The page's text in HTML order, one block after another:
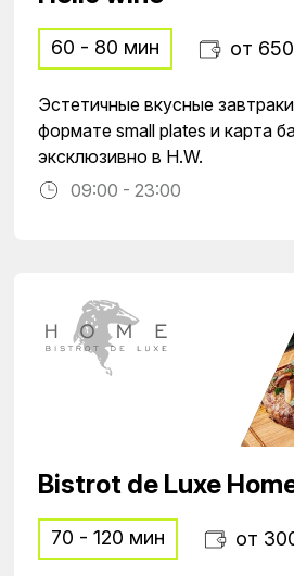
60 - 80 мин от
Эстетичные вкусные
формате small plates и карта
эксклюзивно в H.W.
09:00 - 23:00
Bistrot de Luxe
70 - 120 мин от